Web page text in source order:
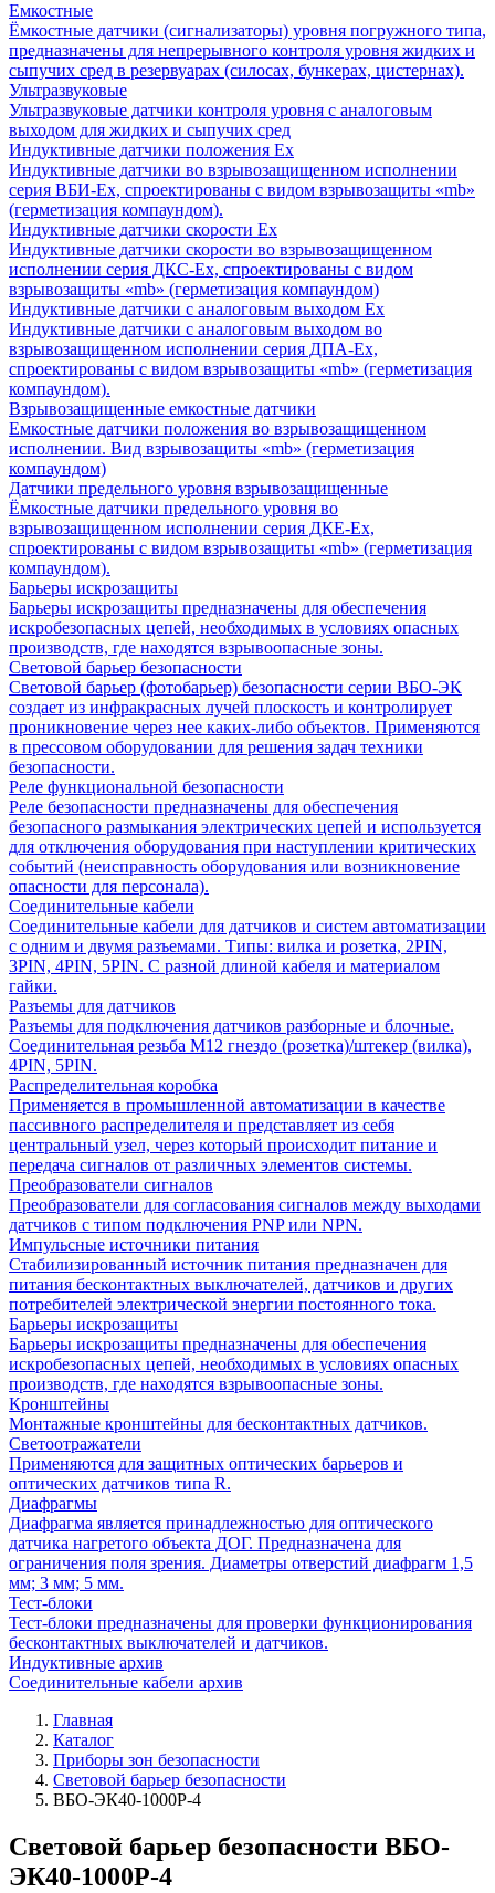
Емкостные
Ёмкостные датчики (сигнализаторы) уровня погружного типа,
предназначены для непрерывного контроля уровня жидких и
сыпучих сред в резервуарах (силосах, бункерах, цистернах).
Ультразвуковые
Ультразвуковые датчики контроля уровня с аналоговым
выходом для жидких и сыпучих сред
Индуктивные датчики положения Ех
Индуктивные датчики во взрывозащищенном исполнении
серия ВБИ-Ех, спроектированы с видом взрывозащиты «mb»
(герметизация компаундом).
Индуктивные датчики скорости Ех
Индуктивные датчики скорости во взрывозащищенном
исполнении серия ДКС-Ех, спроектированы с видом
взрывозащиты «mb» (герметизация компаундом)
Индуктивные датчики с аналоговым выходом Ех
Индуктивные датчики с аналоговым выходом во
взрывозащищенном исполнении серия ДПА-Ех,
спроектированы с видом взрывозащиты «mb» (герметизация
компаундом).
Взрывозащищенные емкостные датчики
Емкостные датчики положения во взрывозащищенном
исполнении. Вид взрывозащиты «mb» (герметизация
компаундом)
Датчики предельного уровня взрывозащищенные
Ёмкостные датчики предельного уровня во
взрывозащищенном исполнении серия ДКЕ-Ех,
спроектированы с видом взрывозащиты «mb» (герметизация
компаундом).
Барьеры искрозащиты
Барьеры искрозащиты предназначены для обеспечения
искробезопасных цепей, необходимых в условиях опасных
производств, где находятся взрывоопасные зоны.
Световой барьер безопасности
Световой барьер (фотобарьер) безопасности серии ВБО-ЭК
создает из инфракрасных лучей плоскость и контролирует
проникновение через нее каких-либо объектов. Применяются
в прессовом оборудовании для решения задач техники
безопасности.
Реле функциональной безопасности
Реле безопасности предназначены для обеспечения
безопасного размыкания электрических цепей и используется
для отключения оборудования при наступлении критических
событий (неисправность оборудования или возникновение
опасности для персонала).
Соединительные кабели
Соединительные кабели для датчиков и систем автоматизации
с одним и двумя разъемами. Типы: вилка и розетка, 2PIN,
3PIN, 4PIN, 5PIN. С разной длиной кабеля и материалом
гайки.
Разъемы для датчиков
Разъемы для подключения датчиков разборные и блочные.
Соединительная резьба М12 гнездо (розетка)/штекер (вилка),
4PIN, 5PIN.
Распределительная коробка
Применяется в промышленной автоматизации в качестве
пассивного распределителя и представляет из себя
центральный узел, через который происходит питание и
передача сигналов от различных элементов системы.
Преобразователи сигналов
Преобразователи для согласования сигналов между выходами
датчиков с типом подключения PNP или NPN.
Импульсные источники питания
Стабилизированный источник питания предназначен для
питания бесконтактных выключателей, датчиков и других
потребителей электрической энергии постоянного тока.
Барьеры искрозащиты
Барьеры искрозащиты предназначены для обеспечения
искробезопасных цепей, необходимых в условиях опасных
производств, где находятся взрывоопасные зоны.
Кронштейны
Монтажные кронштейны для бесконтактных датчиков.
Светоотражатели
Применяются для защитных оптических барьеров и
оптических датчиков типа R.
Диафрагмы
Диафрагма является принадлежностью для оптического
датчика нагретого объекта ДОГ. Предназначена для
ограничения поля зрения. Диаметры отверстий диафрагм 1,5
мм; 3 мм; 5 мм.
Тест-блоки
Тест-блоки предназначены для проверки функционирования
бесконтактных выключателей и датчиков.
Индуктивные архив
Соединительные кабели архив
Главная
Каталог
Приборы зон безопасности
Световой барьер безопасности
ВБО-ЭК40-1000Р-4
Световой барьер безопасности ВБО-
ЭК40-1000Р-4